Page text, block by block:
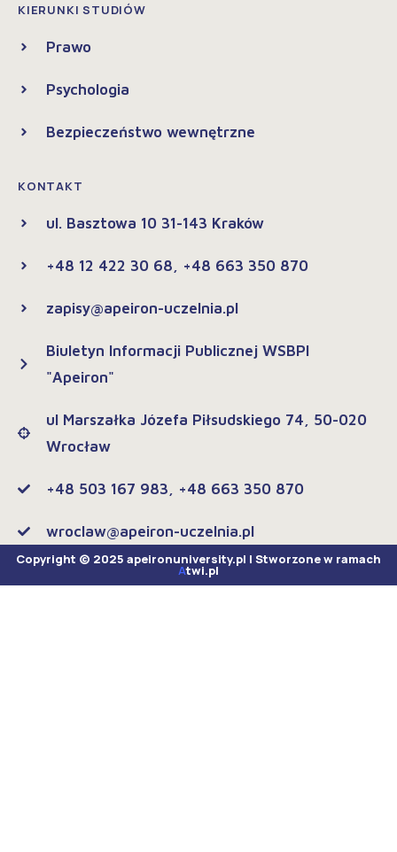
KIERUNKI STUDIÓW
Prawo
Psychologia
Bezpieczeństwo wewnętrzne
KONTAKT
ul. Basztowa 10 31-143 Kraków
+48 12 422 30 68, +48 663 350 870
zapisy@apeiron-uczelnia.pl
Biuletyn Informacji Publicznej WSBPI
"Apeiron"
ul Marszałka Józefa Piłsudskiego 74, 50-020
Wrocław
+48 503 167 983, +48 663 350 870
wroclaw@apeiron-uczelnia.pl
Copyright © 2025 apeironuniversity.pl | Stworzone w ramach
Atwi.pl